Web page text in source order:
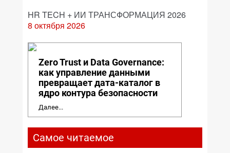
HR TECH + ИИ ТРАНСФОРМАЦИЯ 2026
8 октября 2026
Zero Trust и Data Governance:
как управление данными
превращает дата-каталог в
ядро контура безопасности
Далее...
Самое читаемое